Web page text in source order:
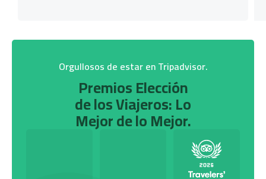
Orgullosos de estar en Tripadvisor.
Premios Elección
de los Viajeros: Lo
Mejor de lo Mejor.